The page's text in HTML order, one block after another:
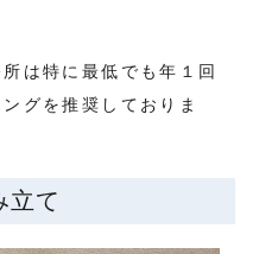
は特に最低でも年１回
グを推奨しておりま
立て